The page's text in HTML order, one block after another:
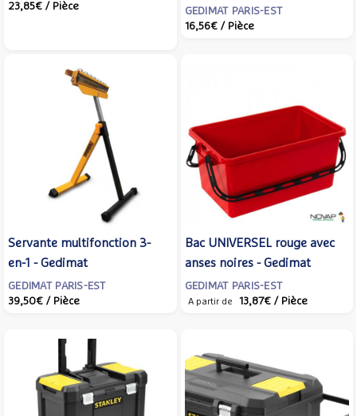
23,85€ / Pièce
GEDIMAT PARIS-EST
16,56€ / Pièce
Servante multifonction 3-
en-1 - Gedimat
GEDIMAT PARIS-EST
39,50€ / Pièce
Bac UNIVERSEL rouge avec
anses noires - Gedimat
GEDIMAT PARIS-EST
A partir de 13,87€ / Pièce